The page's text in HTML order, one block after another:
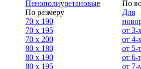
Пенополиуретановые
По размеру
70 х 190
70 х 195
70 х 200
80 х 180
80 х 190
80 х 195
По
Для
от 3-
от 4-
от 5-
от 6-
от 7-